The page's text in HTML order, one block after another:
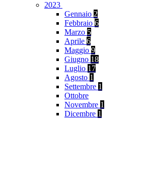
2023
Gennaio 2
Febbraio 6
Marzo 5
Aprile 6
Maggio 9
Giugno 18
Luglio 17
Agosto 1
Settembre 1
Ottobre
Novembre 1
Dicembre 1